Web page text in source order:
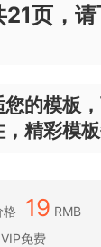
页，
的模板
，精彩模
格 19 RMB
VIP免费